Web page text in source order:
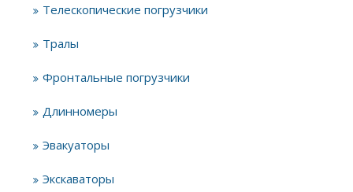
Телескопические погрузчики
Тралы
Фронтальные погрузчики
Длинномеры
Эвакуаторы
Экскаваторы